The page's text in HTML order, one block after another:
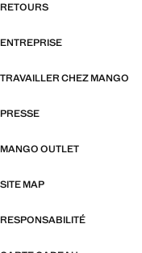
RETOURS
ENTREPRISE
TRAVAILLER CHEZ MANGO
PRESSE
MANGO OUTLET
SITE MAP
RESPONSABILITÉ